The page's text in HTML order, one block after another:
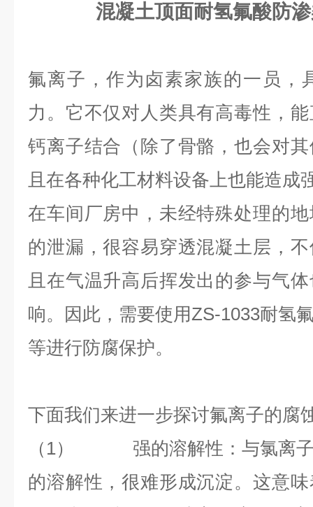
混凝土顶面耐氢氟酸防
氟离子，作为卤素家族的一员，
力。它不仅对人类具有高毒性，
钙离子结合（除了骨骼，也会对
且在各种化工材料设备上也能造成
在车间厂房中，未经特殊处理的
的泄漏，很容易穿透混凝土层，
且在气温升高后挥发出的参与气
响。因此，需要使用ZS-1033耐氢
等进行防腐保护。
下面我们来进一步探讨氟离子的腐
（1）
强的溶解性：与氯离
的溶解性，很难形成沉淀。这意